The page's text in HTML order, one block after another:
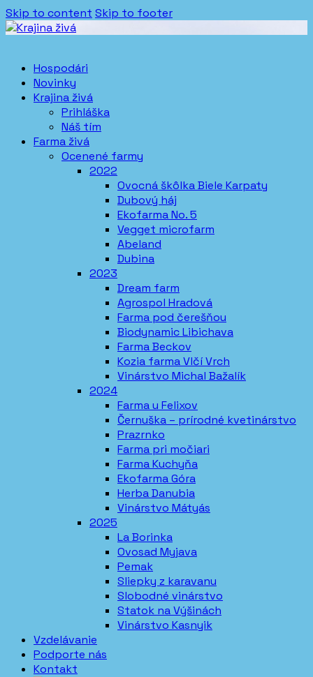
Skip to content Skip to footer
Hospodári
Novinky
Krajina živá
Prihláška
Náš tím
Farma živá
Ocenené farmy
2022
Ovocná škôlka Biele Karpaty
Dubový háj
Ekofarma No. 5
Vegget microfarm
Abeland
Dubina
2023
Dream farm
Agrospol Hradová
Farma pod čerešňou
Biodynamic Libichava
Farma Beckov
Kozia farma Vlčí Vrch
Vinárstvo Michal Bažalík
2024
Farma u Felixov
Černuška – prírodné kvetinárstvo
Prazrnko
Farma pri močiari
Farma Kuchyňa
Ekofarma Góra
Herba Danubia
Vinárstvo Mátyás
2025
La Borinka
Ovosad Myjava
Pemak
Sliepky z karavanu
Slobodné vinárstvo
Statok na Výšinách
Vinárstvo Kasnyik
Vzdelávanie
Podporte nás
Kontakt